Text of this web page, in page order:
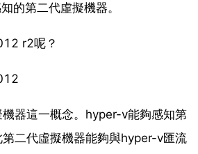
的第二代虛擬機器。
r2呢？
器這一概念。hyper-v能夠感知第
二代虛擬機器能夠與hyper-v匯流